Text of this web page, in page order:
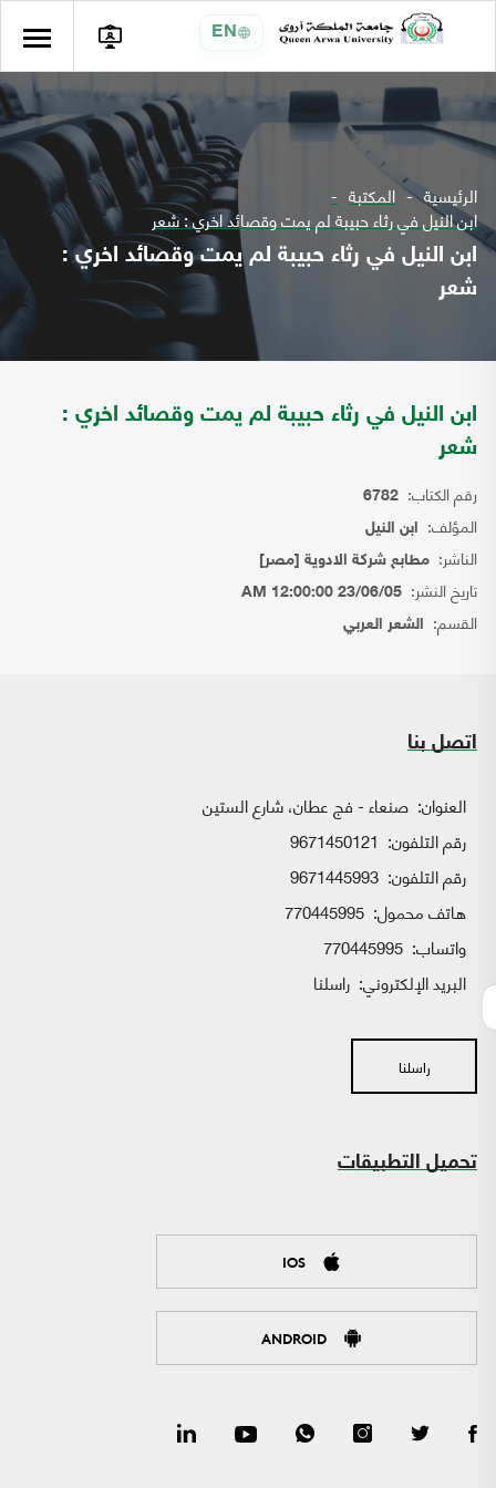
EN
الرئيسية المكتبة
ابن النيل في رثاء حبيبة لم يمت وقصائد اخري : شعر
ابن النيل في رثاء حبيبة لم يمت وقصائد اخري :
شعر
ابن النيل في رثاء حبيبة لم يمت وقصائد اخري :
شعر
رقم الكتاب: 6782
المؤلف: ابن النيل
الناشر: مطابع شركة الادوية [مصر]
تاريخ النشر: 23/06/05 12:00:00 AM
القسم: الشعر العربي
اتصل بنا
العنوان: صنعاء - فج عطان، شارع الستين
رقم التلفون: 9671450121
رقم التلفون: 9671445993
هاتف محمول: 770445995
واتساب:
البريد الإلكتروني: راسلنا
راسلنا
تحميل التطبيقات
IOS
ANDROID